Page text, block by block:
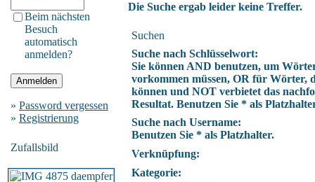
Beim nächsten
Besuch
automatisch
anmelden?
» Password vergessen
» Registrierung
Zufallsbild
Die Suche ergab leider keine Treffer.
Suchen
Suche nach Schlüsselwort:
Sie können AND benutzen, um
vorkommen müssen, OR für Wörter,
können und NOT verbietet das
Resultat. Benutzen Sie * als
Suche nach Username:
Benutzen Sie * als Platzhalter.
Verknüpfung:
Kategorie: